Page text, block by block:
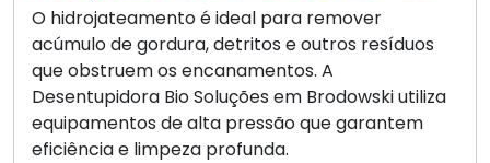
O hidrojateamento é ideal para remover
acúmulo de gordura, detritos e outros resíduos
que obstruem os encanamentos. A
Desentupidora Bio Soluções em Brodowski utiliza
equipamentos de alta pressão que garantem
eficiência e limpeza profunda.